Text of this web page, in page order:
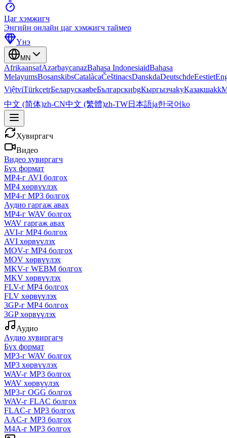
Цаг хэмжигч
Энгийн онлайн цаг хэмжигч таймер
Үнэ
MN
AfrikaansafAzərbaycanazBahasa IndonesiaidBahasa
MelayumsBosanskibsCatalàcaČeštinacsDanskdaDeutschdeEestiet
ViệtviTürkçetrБеларускаяbeБългарскиbgКыргызчаkyҚазақшаkk
中文 (简体)zh-CN中文 (繁體)zh-TW日本語ja한국어ko
Хувиргагч
Видео
Видео хувиргагч
Бүх формат
MP4-г AVI болгох
MP4 хөрвүүлэх
MP4-г MP3 болгох
Аудио гаргаж авах
MP4-г WAV болгох
WAV гаргаж авах
AVI-г MP4 болгох
AVI хөрвүүлэх
MOV-г MP4 болгох
MOV хөрвүүлэх
MKV-г WEBM болгох
MKV хөрвүүлэх
FLV-г MP4 болгох
FLV хөрвүүлэх
3GP-г MP4 болгох
3GP хөрвүүлэх
Аудио
Аудио хувиргагч
Бүх формат
MP3-г WAV болгох
MP3 хөрвүүлэх
WAV-г MP3 болгох
WAV хөрвүүлэх
MP3-г OGG болгох
WAV-г FLAC болгох
FLAC-г MP3 болгох
AAC-г MP3 болгох
M4A-г MP3 болгох